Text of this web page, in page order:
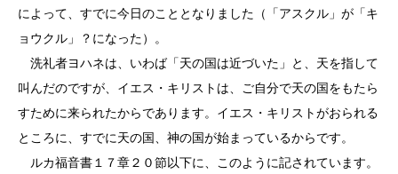
によって、すでに今日のこととなりました（「アスクル」が「キ
ョウクル」？になった）。
洗礼者ヨハネは、いわば「天の国は近づいた」と、天を指して
叫んだのですが、イエス・キリストは、ご自分で天の国をもたら
すために来られたからであります。イエス・キリストがおられる
ところに、すでに天の国、神の国が始まっているからです。
ルカ福音書１７章２０節以下に、このように記されています。